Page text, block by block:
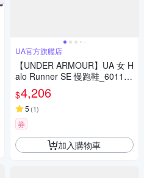
UA官方旗艦店
【UNDER ARMOUR】UA 女 H
alo Runner SE 慢跑鞋_601135
5-001
$4,206
5 (1)
券
加入購物車